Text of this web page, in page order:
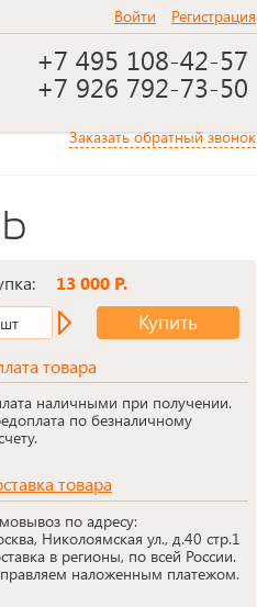
Войти Регистрация
+7 495 108-42-57
+7 926 792-73-50
Заказать обратный звонок
13 000 Р.
Купить
товара
наличными при получении.
по безналичному
товара
по адресу:
Николоямская ул., д.40 стр.1
в регионы, по всей России.
наложенным платежом.